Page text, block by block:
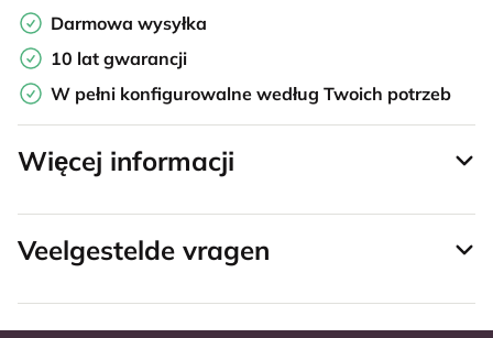
Darmowa wysyłka
10 lat gwarancji
W pełni konfigurowalne według Twoich potrzeb
Więcej informacji
Veelgestelde vragen